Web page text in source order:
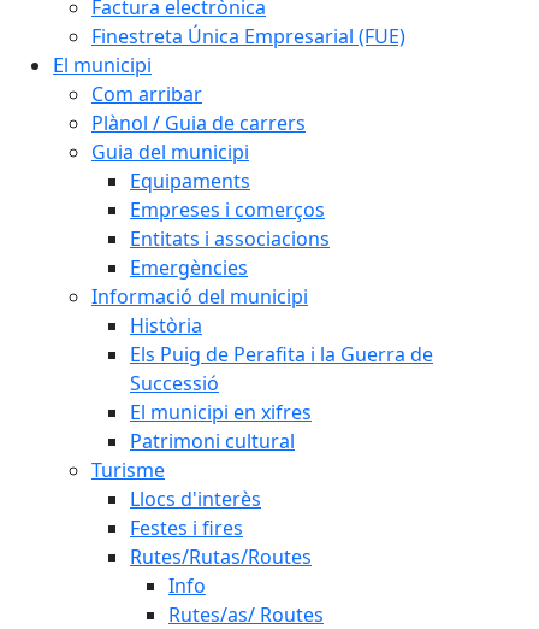
Factura electrònica
Finestreta Única Empresarial (FUE)
El municipi
Com arribar
Plànol / Guia de carrers
Guia del municipi
Equipaments
Empreses i comerços
Entitats i associacions
Emergències
Informació del municipi
Història
Els Puig de Perafita i la Guerra de
Successió
El municipi en xifres
Patrimoni cultural
Turisme
Llocs d'interès
Festes i fires
Rutes/Rutas/Routes
Info
Rutes/as/ Routes